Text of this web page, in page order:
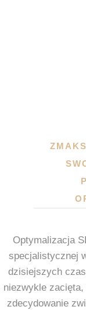
Optymalizacja
specjalistycznej
dzisiejszych
niezwykle
zdecydowanie